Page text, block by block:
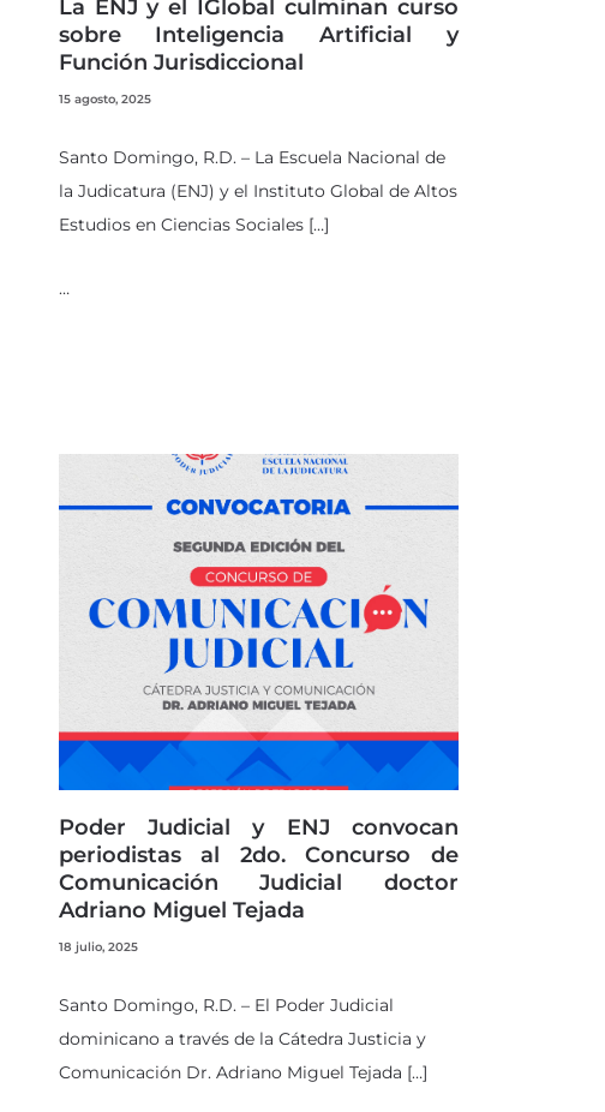
La ENJ y el IGlobal culminan curso
sobre Inteligencia Artificial y
Función Jurisdiccional
15 agosto, 2025
Santo Domingo, R.D. – La Escuela Nacional de
la Judicatura (ENJ) y el Instituto Global de Altos
Estudios en Ciencias Sociales […]
…
Poder Judicial y ENJ convocan
periodistas al 2do. Concurso de
Comunicación Judicial doctor
Adriano Miguel Tejada
18 julio, 2025
Santo Domingo, R.D. – El Poder Judicial
dominicano a través de la Cátedra Justicia y
Comunicación Dr. Adriano Miguel Tejada […]